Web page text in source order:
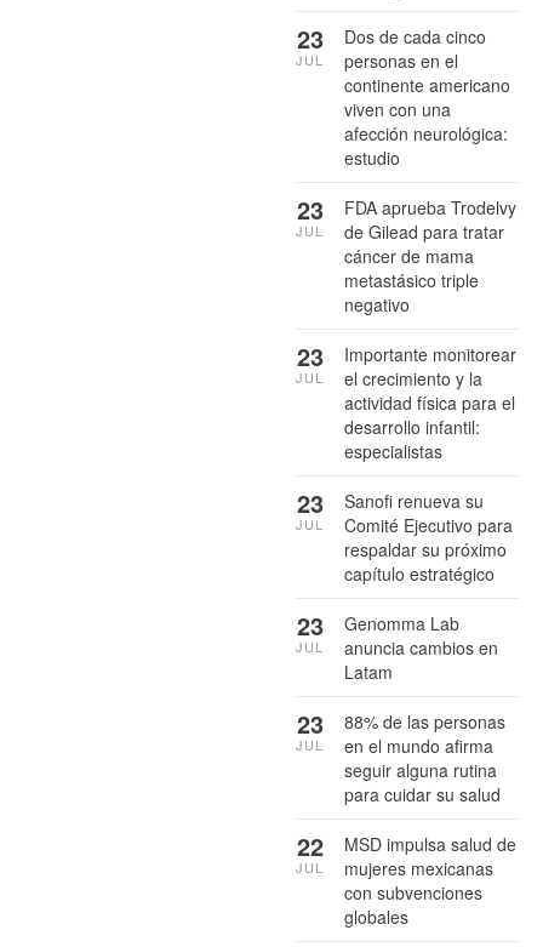
Dos de cada cinco
personas en el
continente americano
viven con una
afección neurológica:
estudio
23
JUL
FDA aprueba Trodelvy
de Gilead para tratar
cáncer de mama
metastásico triple
negativo
23
JUL
Importante monitorear
el crecimiento y la
actividad física para el
desarrollo infantil:
especialistas
23
JUL
Sanofi renueva su
Comité Ejecutivo para
respaldar su próximo
capítulo estratégico
23
JUL
Genomma Lab
anuncia cambios en
Latam
23
JUL
88% de las personas
en el mundo afirma
seguir alguna rutina
para cuidar su salud
23
JUL
MSD impulsa salud de
mujeres mexicanas
con subvenciones
globales
22
JUL